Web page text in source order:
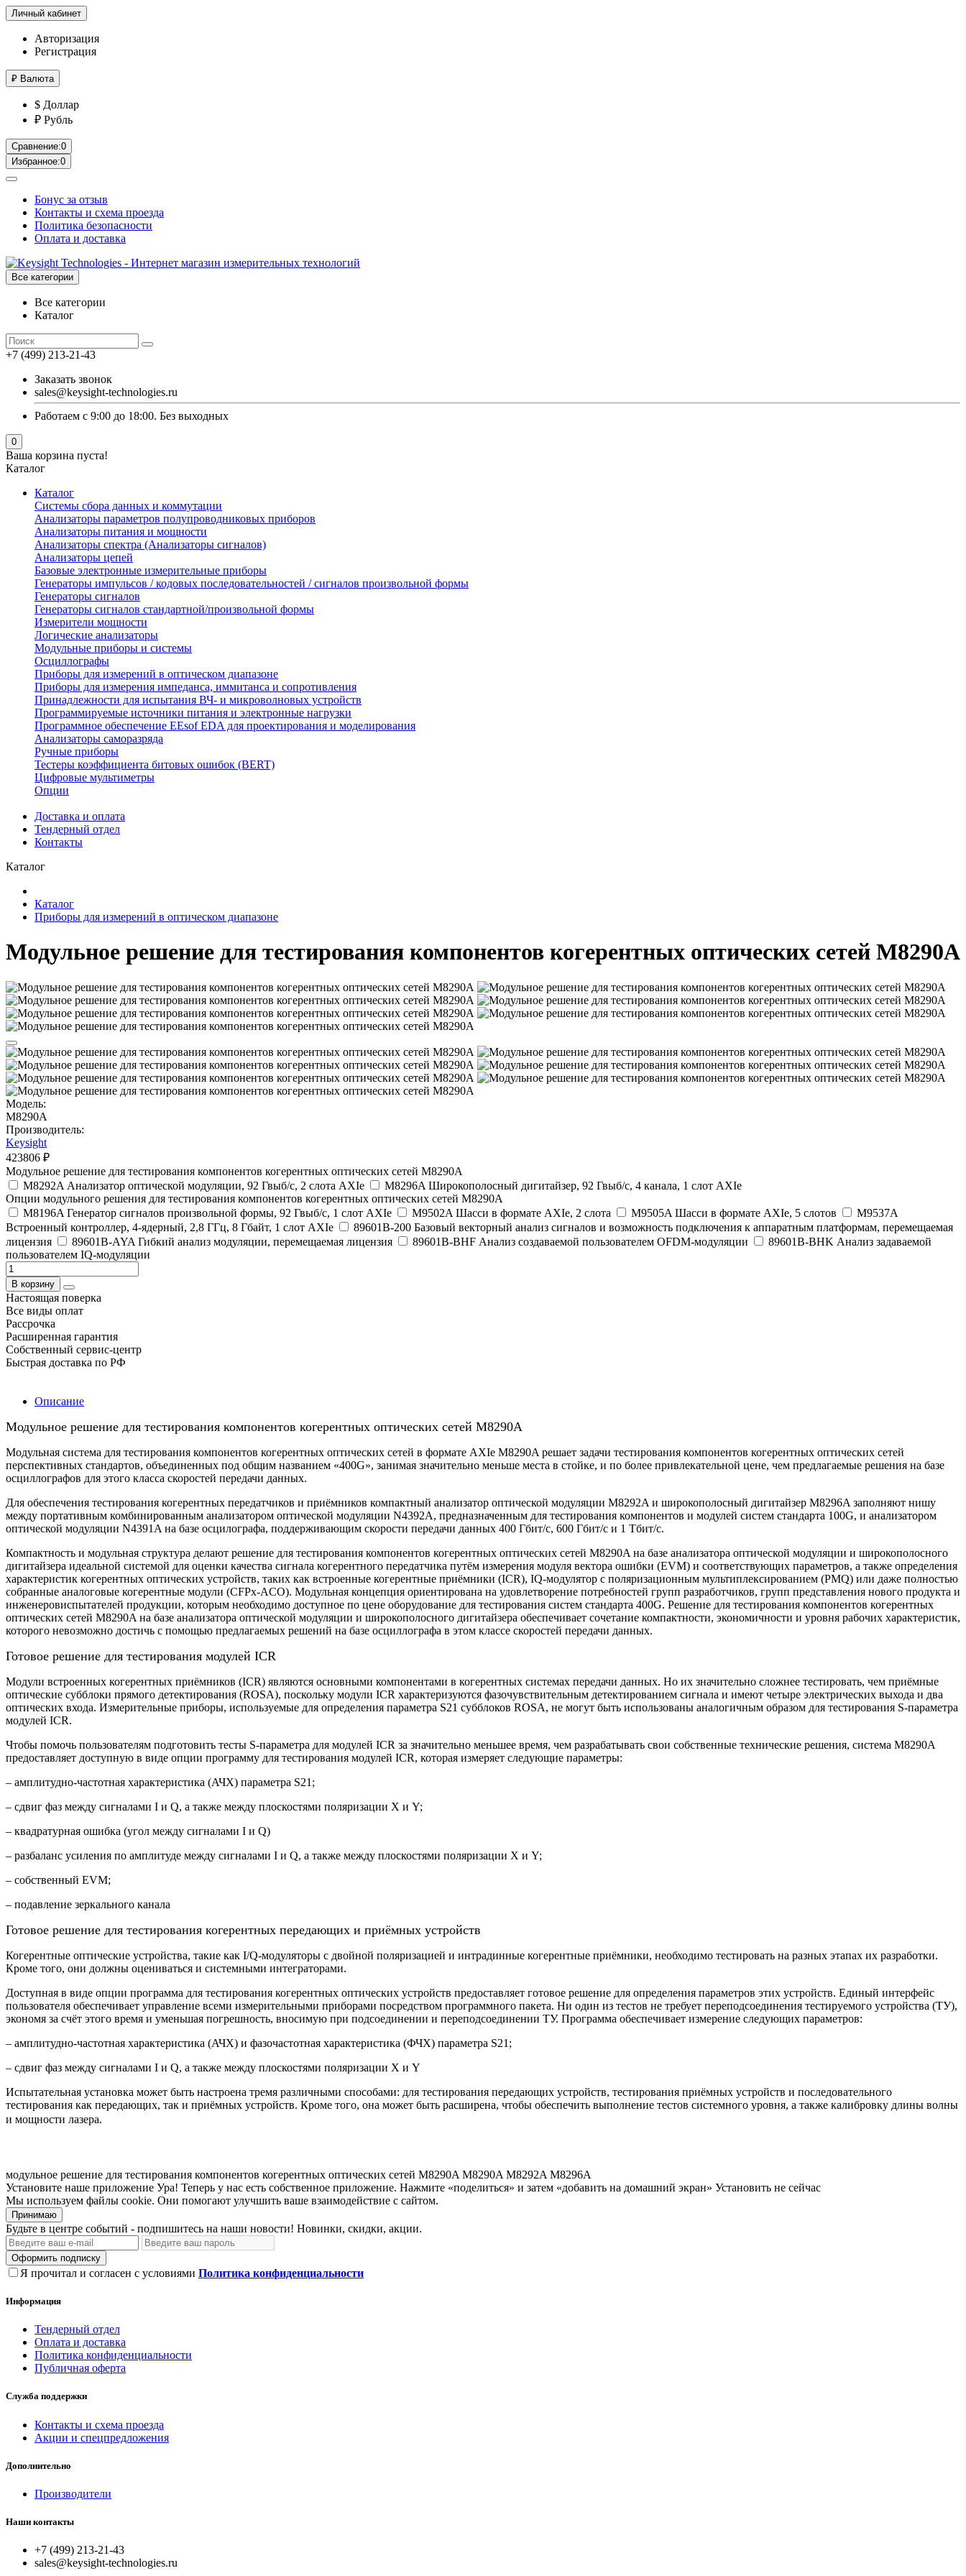
Личный кабинет
Авторизация
Регистрация
₽ Валюта
$ Доллар
₽ Рубль
Сравнение:0
Избранное:0
Бонус за отзыв
Контакты и схема проезда
Политика безопасности
Оплата и доставка
Все категории
Все категории
Каталог
+7 (499) 213-21-43
Заказать звонок
sales@keysight-technologies.ru
Работаем с 9:00 до 18:00. Без выходных
0
Ваша корзина пуста!
Каталог
Каталог
Cистемы сбора данных и коммутации
Анализаторы параметров полупроводниковых приборов
Анализаторы питания и мощности
Анализаторы спектра (Анализаторы сигналов)
Анализаторы цепей
Базовые электронные измерительные приборы
Генераторы импульсов / кодовых последовательностей / сигналов произвольной формы
Генераторы сигналов
Генераторы сигналов стандартной/произвольной формы
Измерители мощности
Логические анализаторы
Модульные приборы и системы
Осциллографы
Приборы для измерений в оптическом диапазоне
Приборы для измерения импеданса, иммитанса и сопротивления
Принадлежности для испытания ВЧ- и микроволновых устройств
Программируемые источники питания и электронные нагрузки
Программное обеспечение EEsof EDA для проектирования и моделирования
Анализаторы саморазряда
Ручные приборы
Тестеры коэффициента битовых ошибок (BERT)
Цифровые мультиметры
Опции
Доставка и оплата
Тендерный отдел
Контакты
Каталог
Каталог
Приборы для измерений в оптическом диапазоне
Модульное решение для тестирования компонентов когерентных оптических сетей M8290A
Модель:
M8290A
Производитель:
Keysight
423806 ₽
Модульное решение для тестирования компонентов когерентных оптических сетей M8290A
M8292A Анализатор оптической модуляции, 92 Гвыб/с, 2 слота AXIe
M8296A Широкополосный дигитайзер, 92 Гвыб/с, 4 канала, 1 слот AXIe
Опции модульного решения для тестирования компонентов когерентных оптических сетей M8290A
M8196A Генератор сигналов произвольной формы, 92 Гвыб/с, 1 слот AXIe
M9502A Шасси в формате AXIe, 2 слота M9505A Шасси в формате AXIe, 5 слотов
M9537A
Встроенный контроллер, 4-ядерный, 2,8 ГГц, 8 Гбайт, 1 слот AXIe
89601B-200 Базовый векторный анализ сигналов и возможность подключения к аппаратным платформам, перемещаемая
лицензия
89601B-AYA Гибкий анализ модуляции, перемещаемая лицензия 89601B-BHF Анализ создаваемой пользователем OFDM-модуляции
89601B-BHK Анализ задаваемой
пользователем IQ-модуляции
В корзину
Настоящая поверка
Все виды оплат
Рассрочка
Расширенная гарантия
Собственный сервис-центр
Быстрая доставка по РФ
Описание
Модульное решение для тестирования компонентов когерентных оптических сетей M8290A
Модульная система для тестирования компонентов когерентных оптических сетей в формате AXIe M8290A решает задачи тестирования компонентов когерентных оптических сетей
перспективных стандартов, объединенных под общим названием «400G», занимая значительно меньше места в стойке, и по более привлекательной цене, чем предлагаемые решения на базе
осциллографов для этого класса скоростей передачи данных.
Для обеспечения тестирования когерентных передатчиков и приёмников компактный анализатор оптической модуляции M8292A и широкополосный дигитайзер M8296A заполняют нишу
между портативным комбинированным анализатором оптической модуляции N4392A, предназначенным для тестирования компонентов и модулей систем стандарта 100G, и анализатором
оптической модуляции N4391A на базе осцилографа, поддерживающим скорости передачи данных 400 Гбит/с, 600 Гбит/с и 1 Тбит/с.
Компактность и модульная структура делают решение для тестирования компонентов когерентных оптических сетей M8290A на базе анализатора оптической модуляции и широкополосного
дигитайзера идеальной системой для оценки качества сигнала когерентного передатчика путём измерения модуля вектора ошибки (EVM) и соответствующих параметров, а также определения
характеристик когерентных оптических устройств, таких как встроенные когерентные приёмники (ICR), IQ-модулятор с поляризационным мультиплексированием (PMQ) или даже полностью
собранные аналоговые когерентные модули (CFPx-ACO). Модульная концепция ориентирована на удовлетворение потребностей групп разработчиков, групп представления нового продукта и
инженеровиспытателей продукции, которым необходимо доступное по цене оборудование для тестирования систем стандарта 400G. Решение для тестирования компонентов когерентных
оптических сетей M8290A на базе анализатора оптической модуляции и широкополосного дигитайзера обеспечивает сочетание компактности, экономичности и уровня рабочих характеристик,
которого невозможно достичь с помощью предлагаемых решений на базе осциллографа в этом классе скоростей передачи данных.
Готовое решение для тестирования модулей ICR
Модули встроенных когерентных приёмников (ICR) являются основными компонентами в когерентных системах передачи данных. Но их значительно сложнее тестировать, чем приёмные
оптические субблоки прямого детектирования (ROSA), поскольку модули ICR характеризуются фазочувствительным детектированием сигнала и имеют четыре электрических выхода и два
оптических входа. Измерительные приборы, используемые для определения параметра S21 субблоков ROSA, не могут быть использованы аналогичным образом для тестирования S-параметра
модулей ICR.
Чтобы помочь пользователям подготовить тесты S-параметра для модулей ICR за значительно меньшее время, чем разрабатывать свои собственные технические решения, система M8290A
предоставляет доступную в виде опции программу для тестирования модулей ICR, которая измеряет следующие параметры:
– амплитудно-частотная характеристика (АЧХ) параметра S21;
– сдвиг фаз между сигналами I и Q, а также между плоскостями поляризации X и Y;
– квадратурная ошибка (угол между сигналами I и Q)
– разбаланс усиления по амплитуде между сигналами I и Q, а также между плоскостями поляризации X и Y;
– собственный EVM;
– подавление зеркального канала
Готовое решение для тестирования когерентных передающих и приёмных устройств
Когерентные оптические устройства, такие как I/Q-модуляторы с двойной поляризацией и интрадинные когерентные приёмники, необходимо тестировать на разных этапах их разработки.
Кроме того, они должны оцениваться и системными интеграторами.
Доступная в виде опции программа для тестирования когерентных оптических устройств предоставляет готовое решение для определения параметров этих устройств. Единый интерфейс
пользователя обеспечивает управление всеми измерительными приборами посредством программного пакета. Ни один из тестов не требует переподсоединения тестируемого устройства (ТУ),
экономя за счёт этого время и уменьшая погрешность, вносимую при подсоединении и переподсоединении ТУ. Программа обеспечивает измерение следующих параметров:
– амплитудно-частотная характеристика (АЧХ) и фазочастотная характеристика (ФЧХ) параметра S21;
– сдвиг фаз между сигналами I и Q, а также между плоскостями поляризации X и Y
Испытательная установка может быть настроена тремя различными способами: для тестирования передающих устройств, тестирования приёмных устройств и последовательного
тестирования как передающих, так и приёмных устройств. Кроме того, она может быть расширена, чтобы обеспечить выполнение тестов системного уровня, а также калибровку длины волны
и мощности лазера.
модульное решение для тестирования компонентов когерентных оптических сетей M8290A M8290A M8292A M8296A
Установите наше приложение Ура! Теперь у нас есть собственное приложение. Нажмите «поделиться» и затем «добавить на домашний экран» Установить не сейчас
Мы используем файлы cookie. Они помогают улучшить ваше взаимодействие с сайтом.
Принимаю
Будьте в центре событий - подпишитесь на наши новости! Новинки, скидки, акции.
Оформить подписку
Я прочитал и согласен с условиями Политика конфиденциальности
Информация
Тендерный отдел
Оплата и доставка
Политика конфиденциальности
Публичная оферта
Служба поддержки
Контакты и схема проезда
Акции и спецпредложения
Дополнительно
Производители
Наши контакты
+7 (499) 213-21-43
sales@keysight-technologies.ru